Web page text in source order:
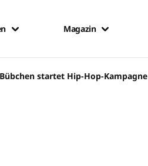
Magazin
startet Hip-Hop-Kampagne